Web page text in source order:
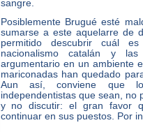
sangre.
Posiblemente Brugué esté
sumarse a este aquelarre de
permitido descubrir cuál
nacionalismo catalán y
argumentario en un ambiente
mariconadas han quedado
Aun así, conviene que
independentistas que sean, no
y no discutir: el gran favor
continuar en sus puestos. Por